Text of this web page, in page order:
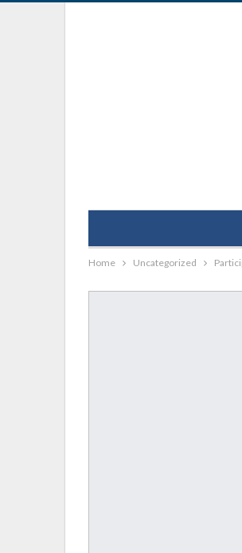
Home Uncategorized